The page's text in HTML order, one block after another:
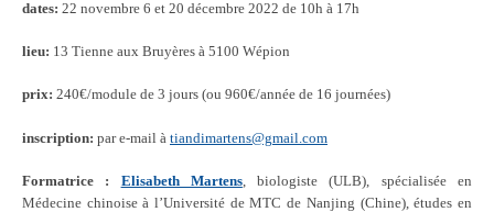
dates: 22 novembre 6 et 20 décembre 2022 de 10h à 17h
lieu: 13 Tienne aux Bruyères à 5100 Wépion
prix: 240€/module de 3 jours (ou 960€/année de 16 journées)
inscription: par e-mail à tiandimartens@gmail.com
Formatrice : Elisabeth Martens, biologiste (ULB), spécialisée en
Médecine chinoise à l’Université de MTC de Nanjing (Chine), études en